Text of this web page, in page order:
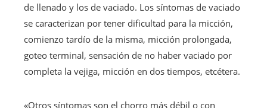
de llenado y los de vaciado. Los síntomas de vaciado
se caracterizan por tener dificultad para la micción,
comienzo tardío de la misma, micción prolongada,
goteo terminal, sensación de no haber vaciado por
completa la vejiga, micción en dos tiempos, etcétera.
«Otros síntomas son el chorro más débil o con